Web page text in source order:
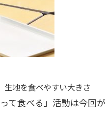
生地を食べやすい大きさ
て食べる」活動は今回が